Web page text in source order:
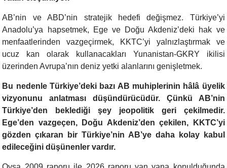
AB’nin ve ABD’nin stratejik hedefi değişmez. Türkiye’yi
Anadolu’ya hapsetmek, Ege ve Doğu Akdeniz’deki hak ve
menfaatlerinden vazgeçirmek, KKTC’yi yalnızlaştırmak ve
ucuz kan olarak kullanacakları Yunanistan-GKRY ikilisi
üzerinden Avrupa’nın deniz yetki alanlarını genişletmek.
Bu nedenle Türkiye’deki bazı AB muhiplerinin hâlâ üyelik
vizyonunu anlatması düşündürücüdür. Çünkü AB’nin
Türkiye’den beklediği şey jeopolitik geri çekilmedir.
Ege’den vazgeçen, Doğu Akdeniz’den çekilen, KKTC’yi
gözden çıkaran bir Türkiye’nin AB’ye daha kolay kabul
edileceğini düşünenler vardır.